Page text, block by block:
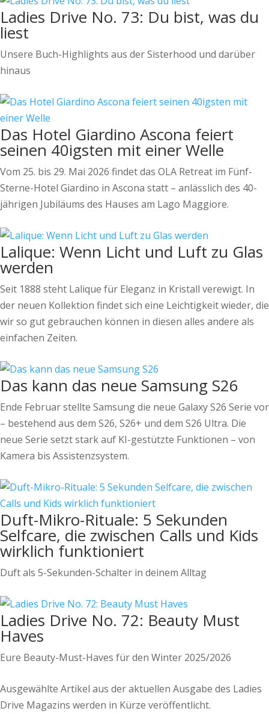
Ladies Drive No. 73: Du bist, was du
liest
Unsere Buch-Highlights aus der Sisterhood und darüber
hinaus
Das Hotel Giardino Ascona feiert
seinen 40igsten mit einer Welle
Vom 25. bis 29. Mai 2026 findet das OLA Retreat im Fünf-
Sterne-Hotel Giardino in Ascona statt – anlässlich des 40-
jährigen Jubiläums des Hauses am Lago Maggiore.
Lalique: Wenn Licht und Luft zu Glas
werden
Seit 1888 steht Lalique für Eleganz in Kristall verewigt. In
der neuen Kollektion findet sich eine Leichtigkeit wieder, die
wir so gut gebrauchen können in diesen alles andere als
einfachen Zeiten.
Das kann das neue Samsung S26
Ende Februar stellte Samsung die neue Galaxy S26 Serie vor
– bestehend aus dem S26, S26+ und dem S26 Ultra. Die
neue Serie setzt stark auf KI-gestützte Funktionen – von
Kamera bis Assistenzsystem.
Duft-Mikro-Rituale: 5 Sekunden
Selfcare, die zwischen Calls und Kids
wirklich funktioniert
Duft als 5-Sekunden-Schalter in deinem Alltag
Ladies Drive No. 72: Beauty Must
Haves
Eure Beauty-Must-Haves für den Winter 2025/2026
Ausgewählte Artikel aus der aktuellen Ausgabe des Ladies
Drive Magazins werden in Kürze veröffentlicht.